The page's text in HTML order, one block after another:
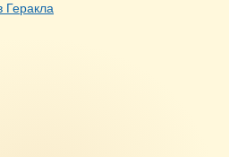
Геракла